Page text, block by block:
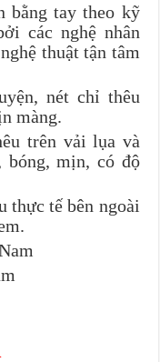
bằng tay theo kỹ
các nghệ nhân
thuật tận tâm
nét chỉ thêu
màng.
trên vải lụa và
bóng, mịn, có độ
thực tế bên ngoài